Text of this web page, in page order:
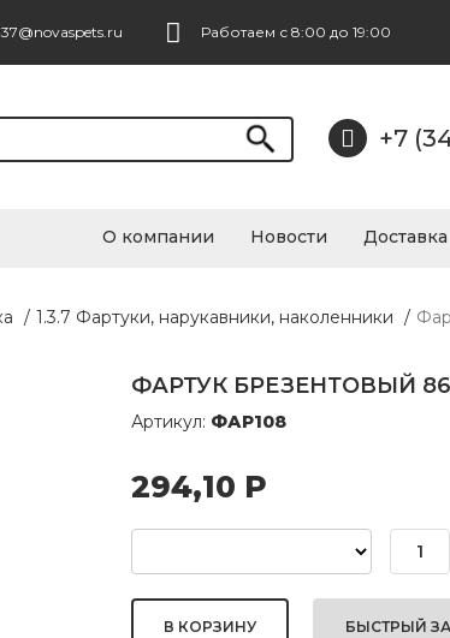
Работаем с 8:00 до 19:00
+7
О компании Новости Доставка
/ 1.3.7 Фартуки, нарукавники, наколенники /
ФАРТУК БРЕЗЕНТОВЫЙ
Артикул: ФАР108
294,10 Р
БЫСТРЫЙ